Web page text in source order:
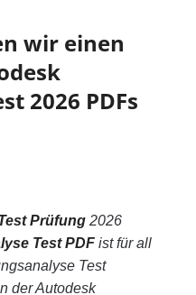
wir einen
2026 PDFs
Prüfung2026
Test PDFist für all
Test
der Autodesk